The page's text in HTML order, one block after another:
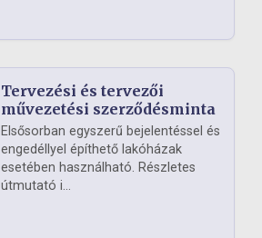
Tervezési és tervezői
művezetési szerződésminta
Elsősorban egyszerű bejelentéssel és
engedéllyel építhető lakóházak
esetében használható. Részletes
útmutató i...